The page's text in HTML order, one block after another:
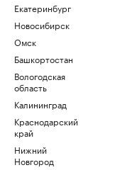
Екатеринбург
Новосибирск
Омск
Башкортостан
Вологодская
область
Калининград
Краснодарский
край
Нижний
Новгород